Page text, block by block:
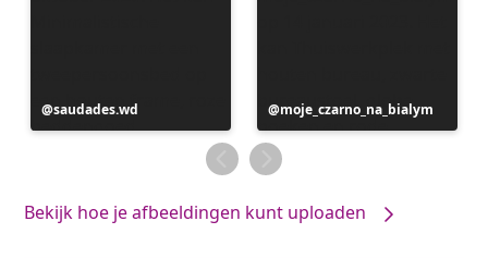
Bericht
gepubliceerd
saudades.wd
Bericht
gepubliceerd
door
moje_czarno_na_bialym
Bekijk hoe je afbeeldingen kunt uploaden